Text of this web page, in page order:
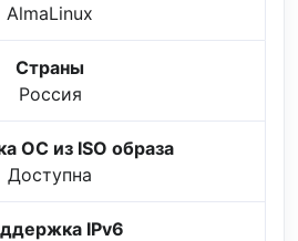
AlmaLinux
Страны
Россия
ОС из ISO образа
Доступна
IPv6